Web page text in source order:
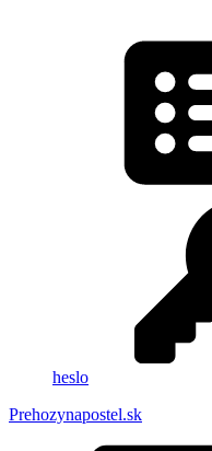
heslo
Prehozynapostel.sk